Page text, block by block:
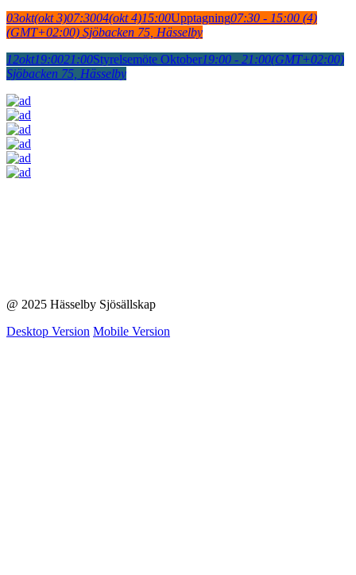
03okt(okt 3)07:3004(okt 4)15:00Upptagning07:30 - 15:00 (4)
(GMT+02:00) Sjöbacken 75, Hässelby
12okt19:0021:00Styrelsemöte Oktober19:00 - 21:00(GMT+02:00)
Sjöbacken 75, Hässelby
@ 2025 Hässelby Sjösällskap
Desktop Version Mobile Version